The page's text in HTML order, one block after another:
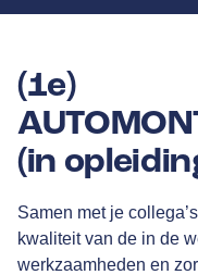
(1e)
(in
Samen met je
kwaliteit van de in de
werkzaamheden en